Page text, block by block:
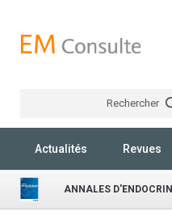
Rechercher
Actualités Revues
ANNALES